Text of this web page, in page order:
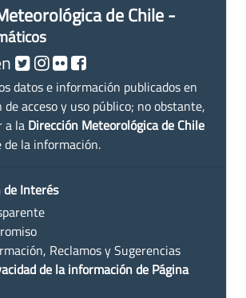
de Chile -
datos e información publicados en
acceso y uso público; no obstante,
a la Dirección Meteorológica de Chile
la información.
Interés
Reclamos y Sugerencias
de la información de Página